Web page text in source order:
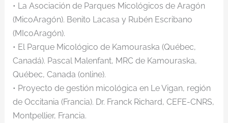
• La Asociación de Parques Micológicos de Aragón
(MicoAragón). Benito Lacasa y Rubén Escribano
(MIcoAragón).
• El Parque Micológico de Kamouraska (Québec,
Canadá). Pascal Malenfant, MRC de Kamouraska,
Québec, Canada (online).
• Proyecto de gestión micológica en Le Vigan, región
de Occitania (Francia). Dr. Franck Richard, CEFE-CNRS,
Montpellier, Francia.